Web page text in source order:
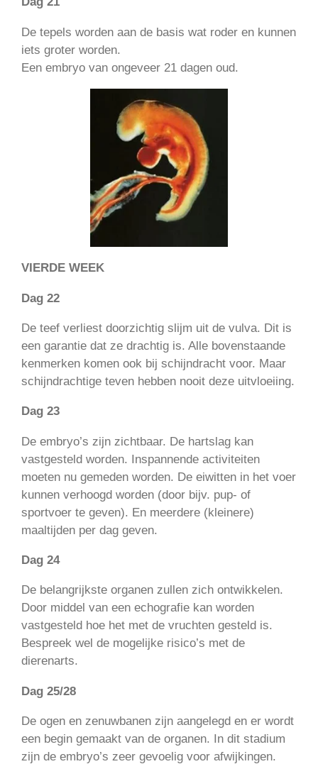
De tepels worden aan de basis wat roder en kunnen
iets groter worden.
Een embryo van ongeveer 21 dagen oud.
VIERDE WEEK
Dag 22
De teef verliest doorzichtig slijm uit de vulva. Dit is
een garantie dat ze drachtig is. Alle bovenstaande
kenmerken komen ook bij schijndracht voor. Maar
schijndrachtige teven hebben nooit deze uitvloeiing.
Dag 23
De embryo’s zijn zichtbaar. De hartslag kan
vastgesteld worden. Inspannende activiteiten
moeten nu gemeden worden. De eiwitten in het voer
kunnen verhoogd worden (door bijv. pup- of
sportvoer te geven). En meerdere (kleinere)
maaltijden per dag geven.
Dag 24
De belangrijkste organen zullen zich ontwikkelen.
Door middel van een echografie kan worden
vastgesteld hoe het met de vruchten gesteld is.
Bespreek wel de mogelijke risico’s met de
dierenarts.
Dag 25/28
De ogen en zenuwbanen zijn aangelegd en er wordt
een begin gemaakt van de organen. In dit stadium
zijn de embryo’s zeer gevoelig voor afwijkingen.